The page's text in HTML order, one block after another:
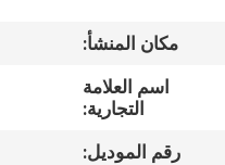
منتجات
معلومات
مكان المنشأ:
اسم العلامة
التجارية:
رقم الموديل: